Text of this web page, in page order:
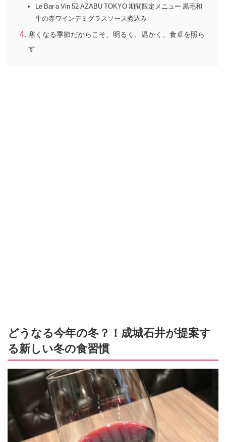
Le Bar a Vin 52 AZABU TOKYO 期間限定メニュー 黒毛和
牛の赤ワインデミグラスソース煮込み
寒くなる季節だからこそ、明るく、温かく、食卓を照ら
す
どうなる今年の冬？！成城石井が提案す
る新しい冬の食習慣